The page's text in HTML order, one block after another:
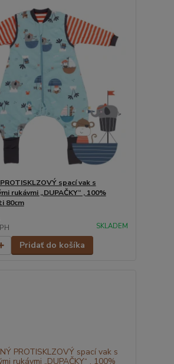
spací vak s
rukávmi „DUPAČKY“ , 100%
80cm
SKLADEM
Pridať do košíka